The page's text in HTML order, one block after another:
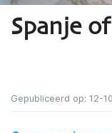
Spanje
Gepubliceerd op: 12-